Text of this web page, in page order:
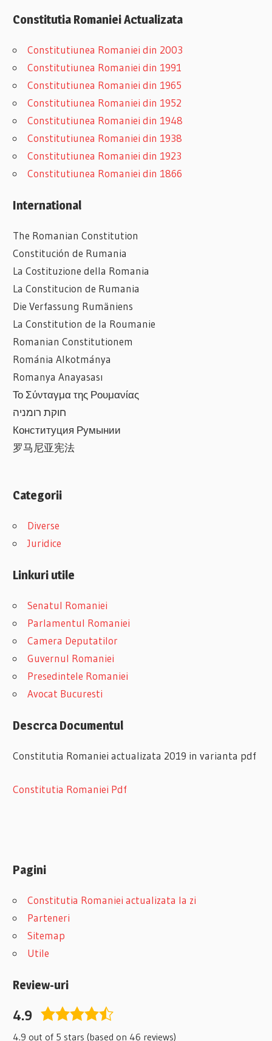
Constitutia Romaniei Actualizata
Constitutiunea Romaniei din 2003
Constitutiunea Romaniei din 1991
Constitutiunea Romaniei din 1965
Constitutiunea Romaniei din 1952
Constitutiunea Romaniei din 1948
Constitutiunea Romaniei din 1938
Constitutiunea Romaniei din 1923
Constitutiunea Romaniei din 1866
International
The Romanian Constitution
Constitución de Rumania
La Costituzione della Romania
La Constitucion de Rumania
Die Verfassung Rumäniens
La Constitution de la Roumanie
Romanian Constitutionem
Románia Alkotmánya
Romanya Anayasası
Το Σύνταγμα της Ρουμανίας
חוקת רומניה
Конституция Румынии
罗马尼亚宪法
Categorii
Diverse
Juridice
Linkuri utile
Senatul Romaniei
Parlamentul Romaniei
Camera Deputatilor
Guvernul Romaniei
Presedintele Romaniei
Avocat Bucuresti
Descrca Documentul
Constitutia Romaniei actualizata 2019 in varianta pdf
Constitutia Romaniei Pdf
Pagini
Constitutia Romaniei actualizata la zi
Parteneri
Sitemap
Utile
Review-uri
4.9
4,9
4.9 out of 5 stars (based on 46 reviews)